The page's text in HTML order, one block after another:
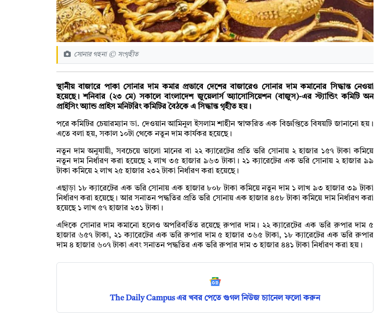
সোনার গহনা © সংগৃহীত
স্থানীয় বাজারে পাকা সোনার দাম কমার প্রভাবে দেশের বাজারেও সোনার দাম কমানোর সিদ্ধান্ত নেওয়া
হয়েছে। শনিবার (২৩ মে) সকালে বাংলাদেশ জুয়েলার্স অ্যাসোসিয়েশন (বাজুস)-এর স্ট্যান্ডিং কমিটি অন
প্রাইসিং অ্যান্ড প্রাইস মনিটরিং কমিটির বৈঠকে এ সিদ্ধান্ত গৃহীত হয়।
পরে কমিটির চেয়ারম্যান ডা. দেওয়ান আমিনুল ইসলাম শাহীন স্বাক্ষরিত এক বিজ্ঞপ্তিতে বিষয়টি জানানো হয়।
এতে বলা হয়, সকাল ১০টা থেকে নতুন দাম কার্যকর হয়েছে।
নতুন দাম অনুযায়ী, সবচেয়ে ভালো মানের বা ২২ ক্যারেটের প্রতি ভরি সোনায় ২ হাজার ১৫৭ টাকা কমিয়ে
নতুন দাম নির্ধারণ করা হয়েছে ২ লাখ ৩৫ হাজার ৯৬৩ টাকা। ২১ ক্যারেটের এক ভরি সোনায় ২ হাজার ৯৯
টাকা কমিয়ে ২ লাখ ২৫ হাজার ২৩২ টাকা নির্ধারণ করা হয়েছে।
এছাড়া ১৮ ক্যারেটের এক ভরি সোনায় এক হাজার ৮০৮ টাকা কমিয়ে নতুন দাম ১ লাখ ৯৩ হাজার ৩৯ টাকা
নির্ধারণ করা হয়েছে। আর সনাতন পদ্ধতির প্রতি ভরি সোনায় এক হাজার ৪৫৮ টাকা কমিয়ে দাম নির্ধারণ করা
হয়েছে ১ লাখ ৫৭ হাজার ২৩১ টাকা।
এদিকে সোনার দাম কমানো হলেও অপরিবর্তিত রয়েছে রুপার দাম। ২২ ক্যারেটের এক ভরি রুপার দাম ৫
হাজার ৬৫৭ টাকা, ২১ ক্যারেটের এক ভরি রুপার দাম ৫ হাজার ৩৬৫ টাকা, ১৮ ক্যারেটের এক ভরি রুপার
দাম ৪ হাজার ৬০৭ টাকা এবং সনাতন পদ্ধতির এক ভরি রুপার দাম ৩ হাজার ৪৪১ টাকা নির্ধারণ করা হয়।
The Daily Campus এর খবর পেতে গুগল নিউজ চ্যানেল ফলো করুন